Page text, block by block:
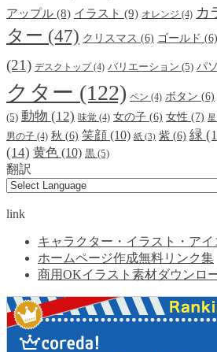
アップル (8) イラスト (9) オレンジ (4) カ
ター (47) クリスマス (6) ゴールド (6)
(21) デスクトップ(4) バリエーション (5) パ
クター (122) ペン (4) ボタン (6)
(5) 動物 (12) 味覚 (4) 女の子 (6) 女性 (7) 星
男の子 (4) 秋 (6) 笑顔 (10) 紙 (3) 紫 (6) 緑
(14) 黄色 (10) 黒 (5)
翻訳
link
キャラクター・イラスト・ア
ホームページ作成無料リンク集
商用OKイラスト素材ダウンロ